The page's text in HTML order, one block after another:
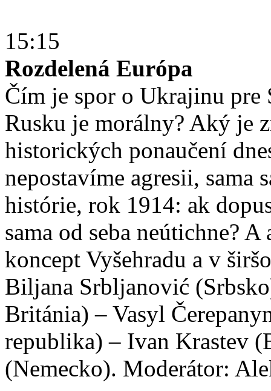
15:15
Rozdelená Európa
Čím je spor o Ukrajinu pre
Rusku je morálny? Aký je
historických ponaučení
nepostavíme agresii, sama
histórie, rok 1914: ak
sama od seba neútichne?
koncept Vyšehradu a v
Biljana Srbljanović
Británia) – Vasyl
republika) – Ivan Krastev
(Nemecko). Moderátor: